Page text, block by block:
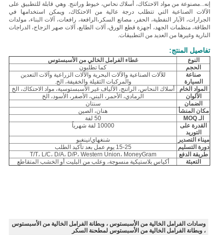
إنه...مصنوعة من مواد الاحتكاك، أسلاك نحاس، خيوط وراتنج. وهي قابلة للتطبيق على
الآلات الصناعية التي تتطلب درجة عالية من الاحتكاك، ويمكن استخدامها في
الجرارات، الآبار النفطية، الحفر، مصانع السكر،الرافعة، رافعات، آلات البناء، مولدات
الطاقة، منظمات الجهد، أجهزة قطع الورق، آلات الطابع، آلات صهر الزجاج، الدراجات
النارية وغيرها من العديد من التطبيقات.
تفاصيل المنتج:
النوع
غطاء الفرامل الخالي من الأسبستوس
الحجم
كما تطلبون
صناعة
السيارة
للآلات الصناعية والآلات البحرية والآلات الزراعية وآلات التعدين
والمركبات الثقيلة والخفيفة، الخ.
المواد الخام
أسلاك النحاس، الراتنج، الألياف غير الأسبستوسية، مواد الاحتكاك، الخ
الألوان
الرمادي، الأحمر، البني، الأصفر، الأسود، الخ
الضمان
سنتان
مكان المنشأ
هنان، الصين
الـ MOQ
50 لفة
القدرة على
التوريد
10000 لفة شهرياً
ميناء التصدير
شنغهاي/نينغبو
دورة التسليم
15-25 يوم عمل بعد تأكيد الطلب
طريقة الدفع
T/T، L/C، D/A، D/P، Western Union، MoneyGram
التعبئة
أكياس بلاستيكية منسوجة، وعلب من البليت أو الخشب المتقاطع
وسادات الفرامل الخالية من الأسبستوس ، وبطانة الفرامل الخالية من الأسبستوس
، وبطانة الفرامل الخالية من الأسبستوس لمطحنة السكر